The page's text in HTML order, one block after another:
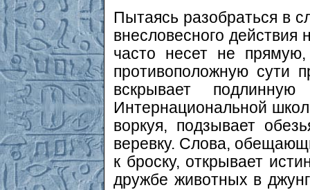
Пытаясь разобраться в
внесловесного
часто несет не
противоположную сути
вскрывает
Интернациональной
воркуя, подзывает
веревку. Слова,
к броску, открывает
дружбе животных в